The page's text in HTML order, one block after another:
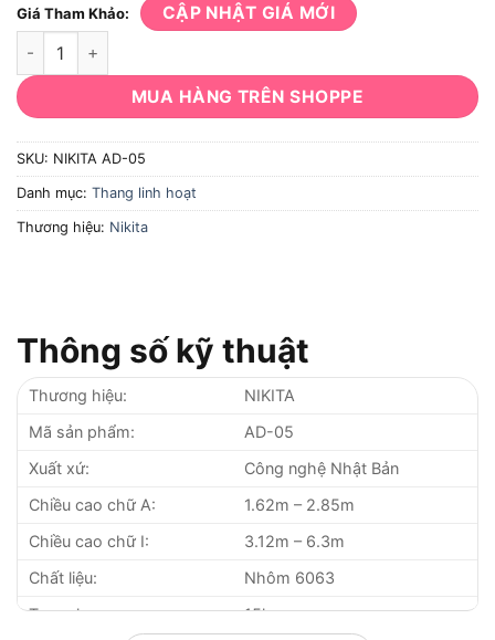
Giá Tham Khảo: CẬP NHẬT GIÁ MỚI
Thang nhôm đa năng gấp trượt NIKITA AD-05 số lượng
MUA HÀNG TRÊN SHOPPE
SKU: NIKITA AD-05
Danh mục: Thang linh hoạt
Thương hiệu: Nikita
Thông số kỹ thuật
Thương hiệu:
NIKITA
Mã sản phẩm:
AD-05
Xuất xứ:
Công nghệ Nhật Bản
Chiều cao chữ A:
1.62m – 2.85m
Chiều cao chữ I:
3.12m – 6.3m
Chất liệu:
Nhôm 6063
Trọng lượng:
15kg